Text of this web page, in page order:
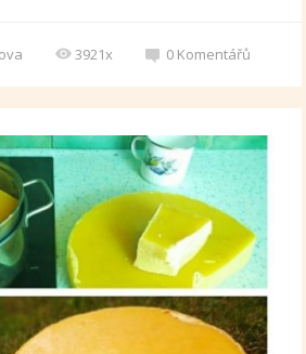
3921x 0 Komentářů